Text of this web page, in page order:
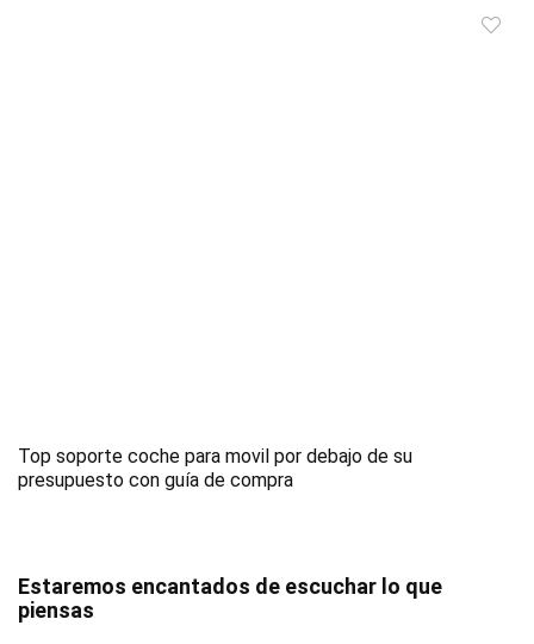
Top soporte coche para movil por debajo de su
presupuesto con guía de compra
Estaremos encantados de escuchar lo que
piensas